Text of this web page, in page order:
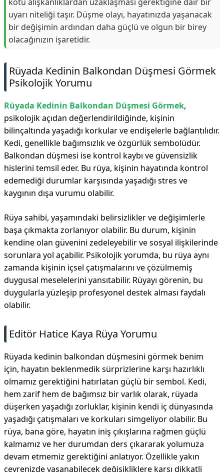
uyarı niteliği taşır. Düşme olayı, hayatınızda yaşanacak
bir değişimin ardından daha güçlü ve olgun bir birey
olacağınızın işaretidir.
Rüyada Kedinin Balkondan Düşmesi Görmek
Psikolojik Yorumu
Rüyada Kedinin Balkondan Düşmesi Görmek,
psikolojik açıdan değerlendirildiğinde, kişinin
bilinçaltında yaşadığı korkular ve endişelerle bağlantılıdır.
Kedi, genellikle bağımsızlık ve özgürlük sembolüdür.
Balkondan düşmesi ise kontrol kaybı ve güvensizlik
hislerini temsil eder. Bu rüya, kişinin hayatında kontrol
edemediği durumlar karşısında yaşadığı stres ve
kaygının dışa vurumu olabilir.
Rüya sahibi, yaşamındaki belirsizlikler ve değişimlerle
başa çıkmakta zorlanıyor olabilir. Bu durum, kişinin
kendine olan güvenini zedeleyebilir ve sosyal ilişkilerinde
sorunlara yol açabilir. Psikolojik yorumda, bu rüya aynı
zamanda kişinin içsel çatışmalarını ve çözülmemiş
duygusal meselelerini yansıtabilir. Rüyayı görenin, bu
duygularla yüzleşip profesyonel destek alması faydalı
olabilir.
Editör Hatice Kaya Rüya Yorumu
Rüyada kedinin balkondan düşmesini görmek benim
için, hayatın beklenmedik sürprizlerine karşı hazırlıklı
olmamız gerektiğini hatırlatan güçlü bir sembol. Kedi,
hem zarif hem de bağımsız bir varlık olarak, rüyada
düşerken yaşadığı zorluklar, kişinin kendi iç dünyasında
yaşadığı çatışmaları ve korkuları simgeliyor olabilir. Bu
rüya, bana göre, hayatın iniş çıkışlarına rağmen güçlü
kalmamız ve her durumdan ders çıkararak yolumuza
devam etmemiz gerektiğini anlatıyor. Özellikle yakın
çevrenizde yaşanabilecek değişikliklere karşı dikkatli